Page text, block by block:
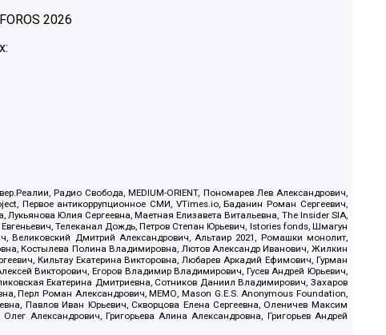
2026
Радио Свобода, MEDIUM-ORIENT, Пономарев Лев Александрович,
Первое антикоррупционное СМИ, VTimes.io, Баданин Роман Сергеевич,
Юлия Сергеевна, Маетная Елизавета Витальевна, The Insider SIA,
Телеканал Дождь, Петров Степан Юрьевич, Istories fonds, Шмагун
Дмитрий Александрович, Альтаир 2021, Ромашки монолит,
Костылева Полина Владимировна, Лютов Александр Иванович, Жилкин
Кильтау Екатерина Викторовна, Любарев Аркадий Ефимович, Гурман
Викторович, Егоров Владимир Владимирович, Гусев Андрей Юрьевич,
Екатерина Дмитриевна, Сотников Даниил Владимирович, Захаров
Перл Роман Александрович, МЕМО, Mason G.E.S. Anonymous Foundation,
Павлов Иван Юрьевич, Скворцова Елена Сергеевна, Оленичев Максим
Александрович, Григорьева Алина Александровна, Григорьев Андрей